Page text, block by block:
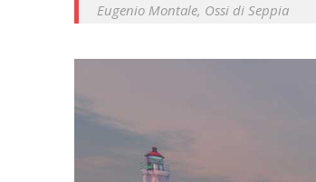
Eugenio Montale, Ossi di Seppia